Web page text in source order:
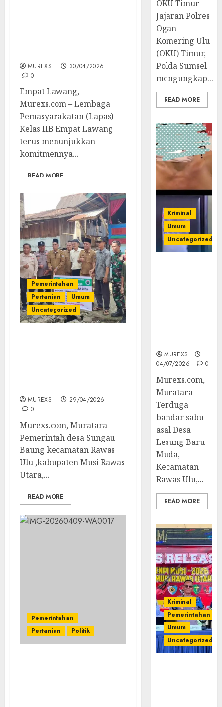
MUREXS
30/04/2026
0
Empat Lawang,
Murexs.com – Lembaga
Pemasyarakatan (Lapas)
Kelas IIB Empat Lawang
terus menunjukkan
komitmennya...
READ MORE
Pemerintahan
Pertanian
Umum
Uncategorized
MUREXS
29/04/2026
0
Murexs.com, Muratara —
Pemerintah desa Sungau
Baung kecamatan Rawas
Ulu ,kabupaten Musi Rawas
Utara,...
READ MORE
Pemerintahan
Pertanian
Politik
OKU Timur –
Jajaran Polres
Ogan
Komering Ulu
(OKU) Timur,
Polda Sumsel
mengungkap...
READ MORE
Kriminal
Umum
Uncategorized
MUREXS
04/07/2026
0
Murexs.com,
Muratara –
Terduga
bandar sabu
asal Desa
Lesung Baru
Muda,
Kecamatan
Rawas Ulu,...
READ MORE
Kriminal
Pemerintahan
Umum
Uncategorized